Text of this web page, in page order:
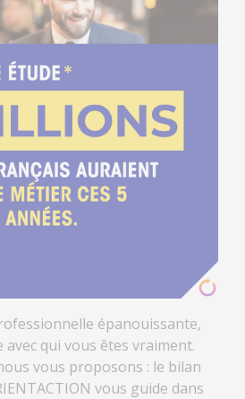
épanouissante,
avec qui vous êtes vraiment.
vous proposons : le bilan
vous guide dans